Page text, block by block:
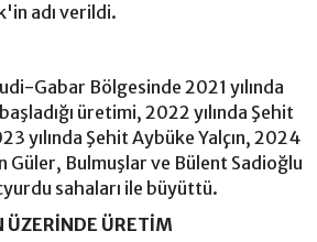
adı verildi.
Gabar Bölgesinde 2021 yılında
üretimi, 2022 yılında Şehit
yılında Şehit Aybüke Yalçın, 2024
Güler, Bulmuşlar ve Bülent Sadioğlu
sahaları ile büyüttü.
ÜZERİNDE ÜRETİM